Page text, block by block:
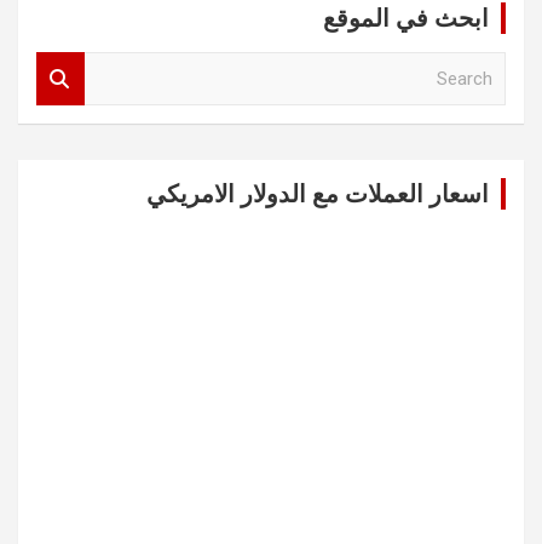
ابحث في الموقع
اسعار العملات مع الدولار الامريكي